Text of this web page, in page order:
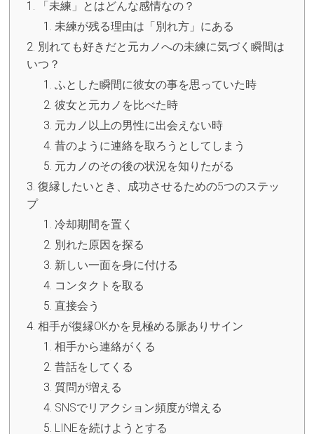
「未練」とはどんな感情なの？
未練が残る理由は「別れ方」にある
別れても好きだと元カノへの未練に気づく瞬間は
いつ？
ふとした瞬間に彼女の事を思っていた時
彼女と元カノを比べた時
元カノ以上の男性に出会えない時
昔のように連絡を取ろうとしてしまう
元カノのその後の状況を知りたがる
復縁したいとき、成功させるための5つのステッ
プ
冷却期間を置く
別れた原因を探る
新しい一面を身に付ける
コンタクトを取る
直接会う
相手が復縁OKかを見極める脈ありサイン
相手から連絡がくる
昔話をしてくる
質問が増える
SNSでリアクション頻度が増える
LINEを続けようとする